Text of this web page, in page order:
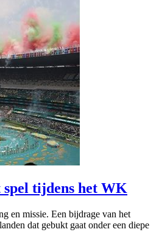
spel tijdens het WK
en missie. Een bijdrage van het
dat gebukt gaat onder een diepe